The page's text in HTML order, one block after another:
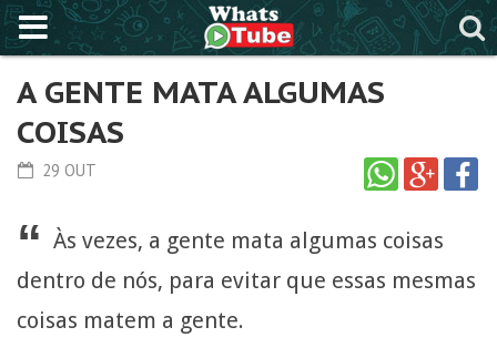
A GENTE MATA ALGUMAS
COISAS
29 OUT
“ Às vezes, a gente mata algumas coisas
dentro de nós, para evitar que essas mesmas
coisas matem a gente.